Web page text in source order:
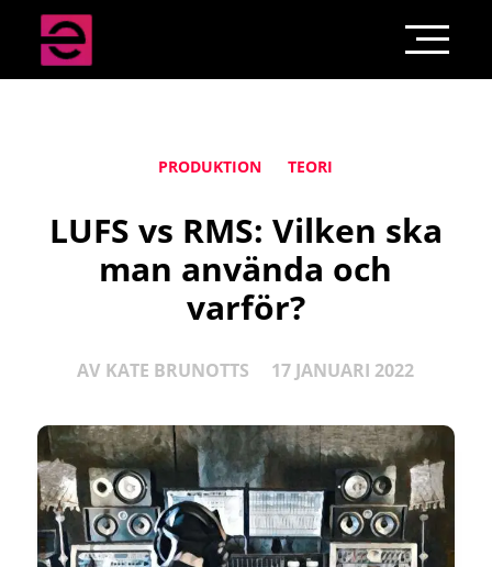
PRODUKTION TEORI
LUFS vs RMS: Vilken ska
man använda och
varför?
AV KATE BRUNOTTS 17 JANUARI 2022